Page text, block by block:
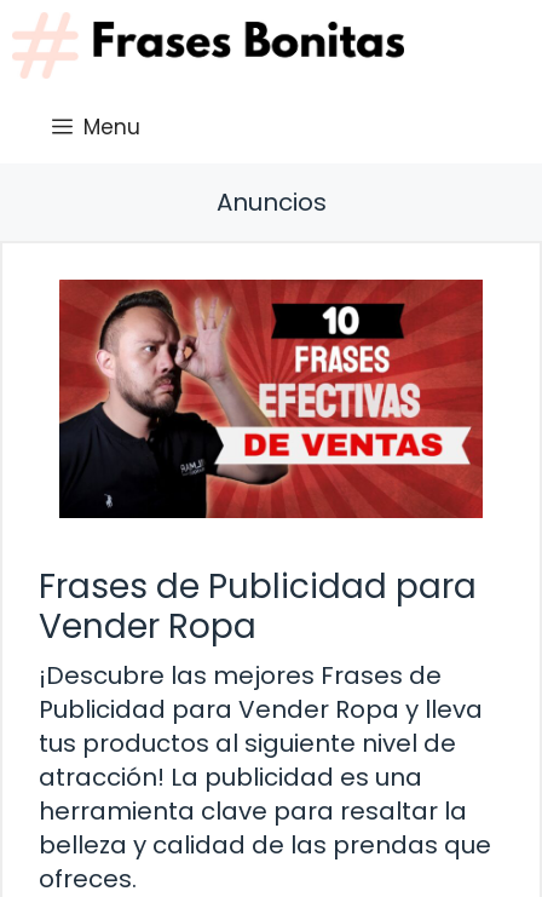
Saltar
al
contenido
Menu
Anuncios
Frases de Publicidad para
Vender Ropa
¡Descubre las mejores Frases de
Publicidad para Vender Ropa y lleva
tus productos al siguiente nivel de
atracción! La publicidad es una
herramienta clave para resaltar la
belleza y calidad de las prendas que
ofreces.